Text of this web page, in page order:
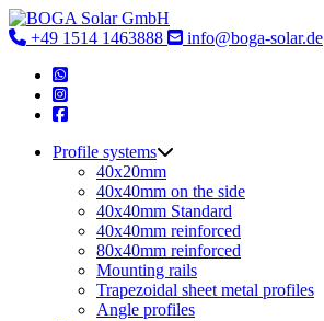
Skip
to +49 1514 1463888 info@boga-solar.de
Profile systems
40x20mm
40x40mm on the side
40x40mm Standard
40x40mm reinforced
80x40mm reinforced
Mounting rails
Trapezoidal sheet metal profiles
Angle profiles